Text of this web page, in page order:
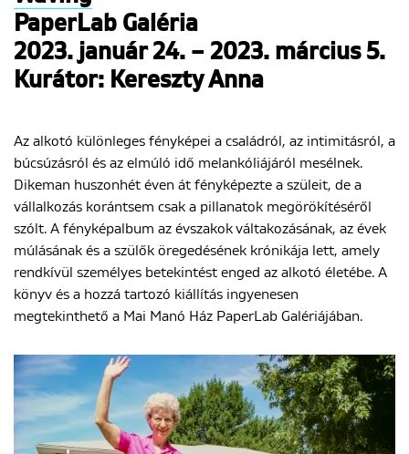
PaperLab Galéria
2023. január 24. – 2023. március 5.
Kurátor: Kereszty Anna
Az alkotó különleges fényképei a családról, az intimitásról, a
búcsúzásról és az elmúló idő melankóliájáról mesélnek.
Dikeman huszonhét éven át fényképezte a szüleit, de a
vállalkozás korántsem csak a pillanatok megörökítéséről
szólt. A fényképalbum az évszakok váltakozásának, az évek
múlásának és a szülők öregedésének krónikája lett, amely
rendkívül személyes betekintést enged az alkotó életébe. A
könyv és a hozzá tartozó kiállítás ingyenesen
megtekinthető a Mai Manó Ház PaperLab Galériájában.